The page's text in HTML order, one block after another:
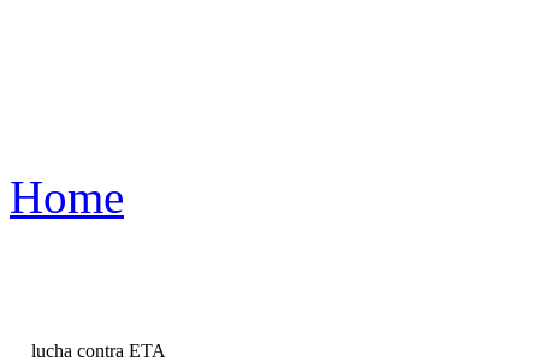
Home
lucha contra ETA